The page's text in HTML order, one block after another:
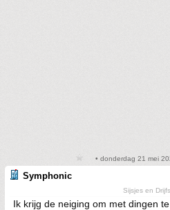
• donderdag 21 mei
Symphonic
Sijsjes en
Ik krijg de neiging om met dingen